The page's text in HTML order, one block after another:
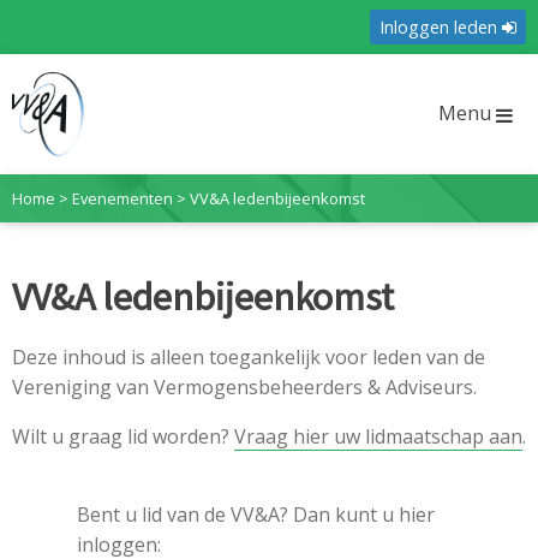
Inloggen leden
Menu
Home > Evenementen > VV&A ledenbijeenkomst
VV&A ledenbijeenkomst
Deze inhoud is alleen toegankelijk voor leden van de
Vereniging van Vermogensbeheerders & Adviseurs.
Wilt u graag lid worden? Vraag hier uw lidmaatschap aan.
Bent u lid van de VV&A? Dan kunt u hier
inloggen: